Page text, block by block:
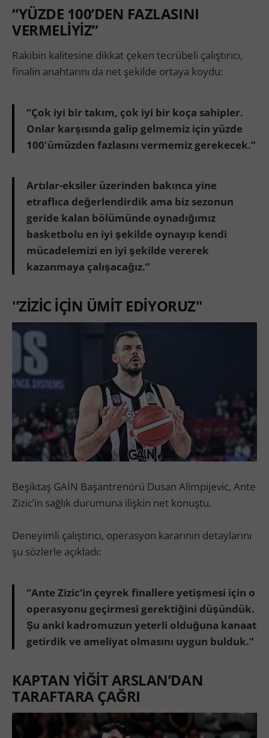
“YÜZDE 100’DEN FAZLASINI
VERMELİYİZ”
Rakibin kalitesine dikkat çeken tecrübeli çalıştırıcı,
finalin anahtarını da net şekilde ortaya koydu:
“Çok iyi bir takım, çok iyi bir koça sahipler.
Onlar karşısında galip gelmemiz için yüzde
100'ümüzden fazlasını vermemiz gerekecek.”
Artılar-eksiler üzerinden bakınca yine
etraflıca değerlendirdik ama biz sezonun
geride kalan bölümünde oynadığımız
basketbolu en iyi şekilde oynayıp kendi
mücadelemizi en iyi şekilde vererek
kazanmaya çalışacağız.”
''ZİZİC İÇİN ÜMİT EDİYORUZ''
Beşiktaş GAİN Başantrenörü Dusan Alimpijevic, Ante
Zizic’in sağlık durumuna ilişkin net konuştu.
Deneyimli çalıştırıcı, operasyon kararının detaylarını
şu sözlerle açıkladı:
“Ante Zizic’in çeyrek finallere yetişmesi için o
operasyonu geçirmesi gerektiğini düşündük.
Şu anki kadromuzun yeterli olduğuna kanaat
getirdik ve ameliyat olmasını uygun bulduk.”
KAPTAN YİĞİT ARSLAN’DAN
TARAFTARA ÇAĞRI